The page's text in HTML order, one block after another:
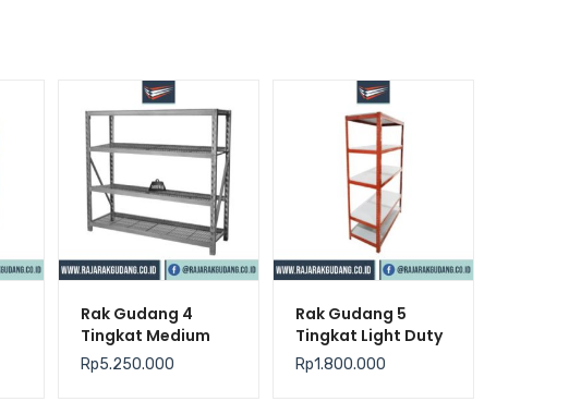
Rak Gudang 4
Tingkat Medium
Duty Silver –
Krisbow
Rp5.250.000
Rak Gudang 5
Tingkat Light Duty
– Krisbow
Rp1.800.000